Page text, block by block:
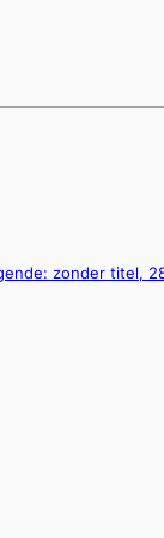
zonder titel,